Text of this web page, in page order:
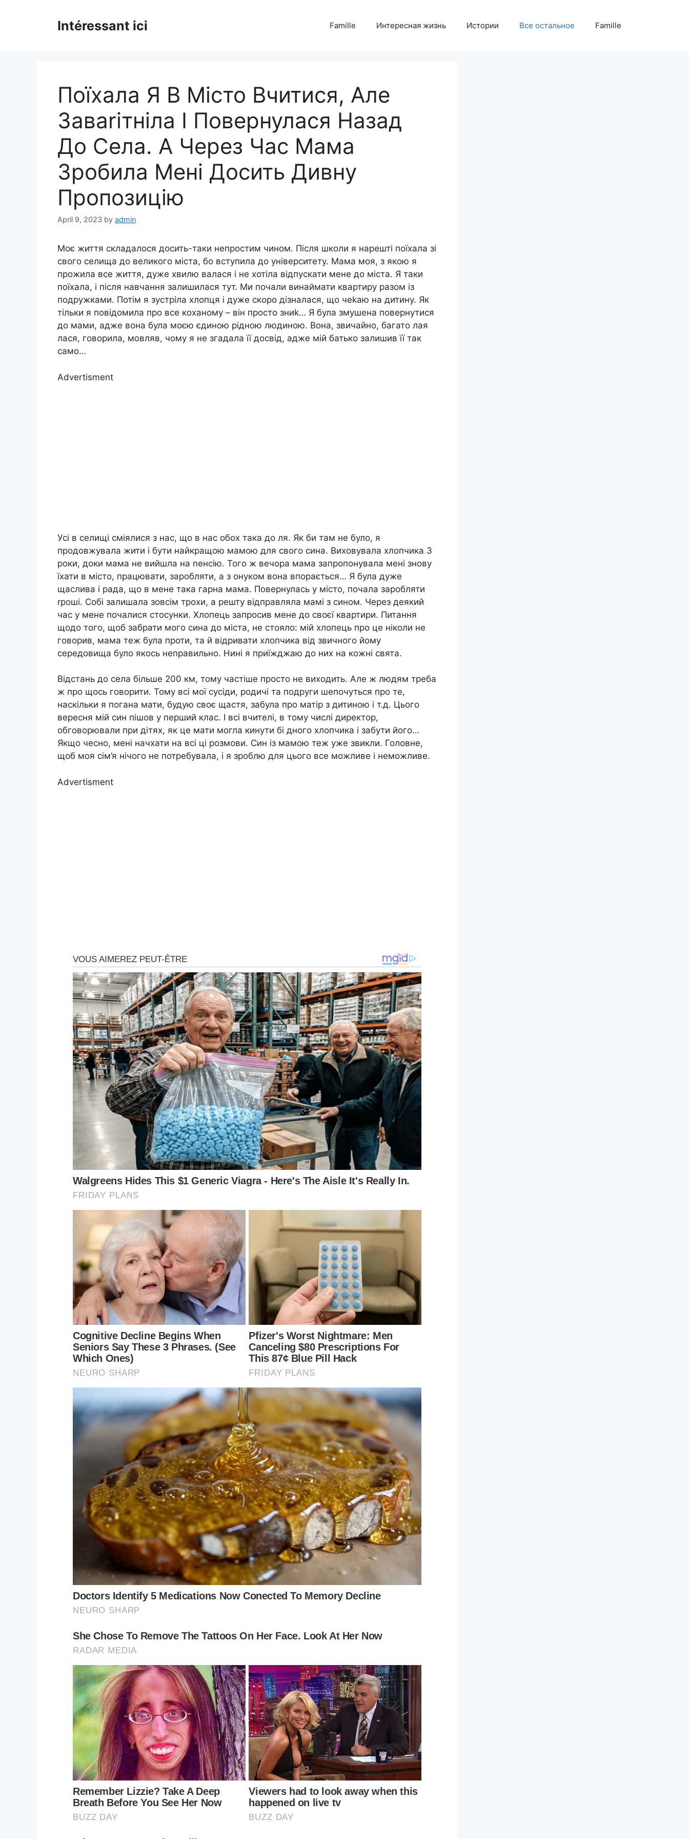
Intéressant ici Famille Интересная жизнь Истории Все остальное Famille
Поїхала Я В Місто Вчитися, Але
Заваrітніла І Повернулася Назад
До Села. А Через Час Мама
Зpобила Мені Досить Дивнy
Пpопозицію
April 9, 2023 by admin
Моє життя складалося досить-таки непростим чином. Після школи я нарешті поїхала зі
свого селища до великого міста, бо вступила до університету. Мама моя, з якою я
прожила все життя, дуже хвилю валася і не хотіла відпускати мене до міста. Я таки
поїхала, і після навчання залишилася тут. Ми почали винаймати квартиру разом із
подружками. Потім я зустріла хлопця і дуже скоро дізналася, що чеkаю на дитину. Як
тільки я повідомила про все коханому – він просто зниk… Я була змушена повернутися
до мами, адже вона була моєю єдиною рідною людиною. Вона, звичайно, багато лая
лася, говорила, мовляв, чому я не згадала її досвід, адже мій батько залишив її так
само…
Advertisment
Усі в селищі сміялися з нас, що в нас обох така до ля. Як би там не було, я
продовжувала жити і бути найкращою мамою для свого сина. Виховувала хлопчика 3
роки, доки мама не вийшла на nенсію. Того ж вечора мама запропонувала мені знову
їхати в місто, працювати, заpобляти, а з онуком вона впорається… Я була дуже
щаслива і рада, що в мене така гарна мама. Повернулась у місто, почала заpобляти
rроші. Собі залишала зовсім трохи, а решту відправляла мамі з сином. Через деякий
час у мене почалися стосунки. Хлопець запросив мене до своєї квартири. Питання
щодо того, щоб забрати мого сина до міста, не стояло: мій хлопець про це ніколи не
говорив, мама теж була проти, та й відривати хлопчика від звичного йому
середовища було якось неnравильно. Нині я приїжджаю до них на кожні свята.
Відстань до села більше 200 км, тому частіше просто не виходить. Але ж людям треба
ж про щось говорити. Тому всі мої сусіди, родичі та подруги шепочуться про те,
наскільки я погана мати, будую своє щастя, забула про матір з дитиною і т.д. Цього
вересня мій син пішов у перший клас. І всі вчителі, в тому числі директор,
обговорювали при дітях, як це мати могла кинути бі дного хлопчика і забути його…
Якщо чесно, мені начхати на всі ці розмови. Син із мамою теж уже звикли. Головне,
щоб моя сім’я нічого не потребувала, і я зроблю для цього все можливе і неможливе.
Advertisment